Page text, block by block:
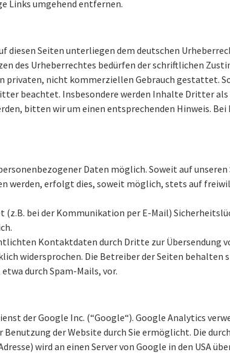
Links umgehend entfernen.
diesen Seiten unterliegen dem deutschen
des Urheberrechtes bedürfen der schriftlichen
privaten, nicht kommerziellen Gebrauch gestattet.
beachtet. Insbesondere werden Inhalte Dritter
bitten wir um einen entsprechenden Hinweis.
Daten möglich. Soweit auf
werden, erfolgt dies, soweit möglich, stets auf
bei der Kommunikation per E-Mail)
Kontaktdaten durch Dritte zur Übersendung
widersprochen. Die Betreiber der Seiten behalten
durch Spam-Mails, vor.
der Google Inc. (“Google“). Google Analytics
der Website durch Sie ermöglicht. Die
wird an einen Server von Google in den USA